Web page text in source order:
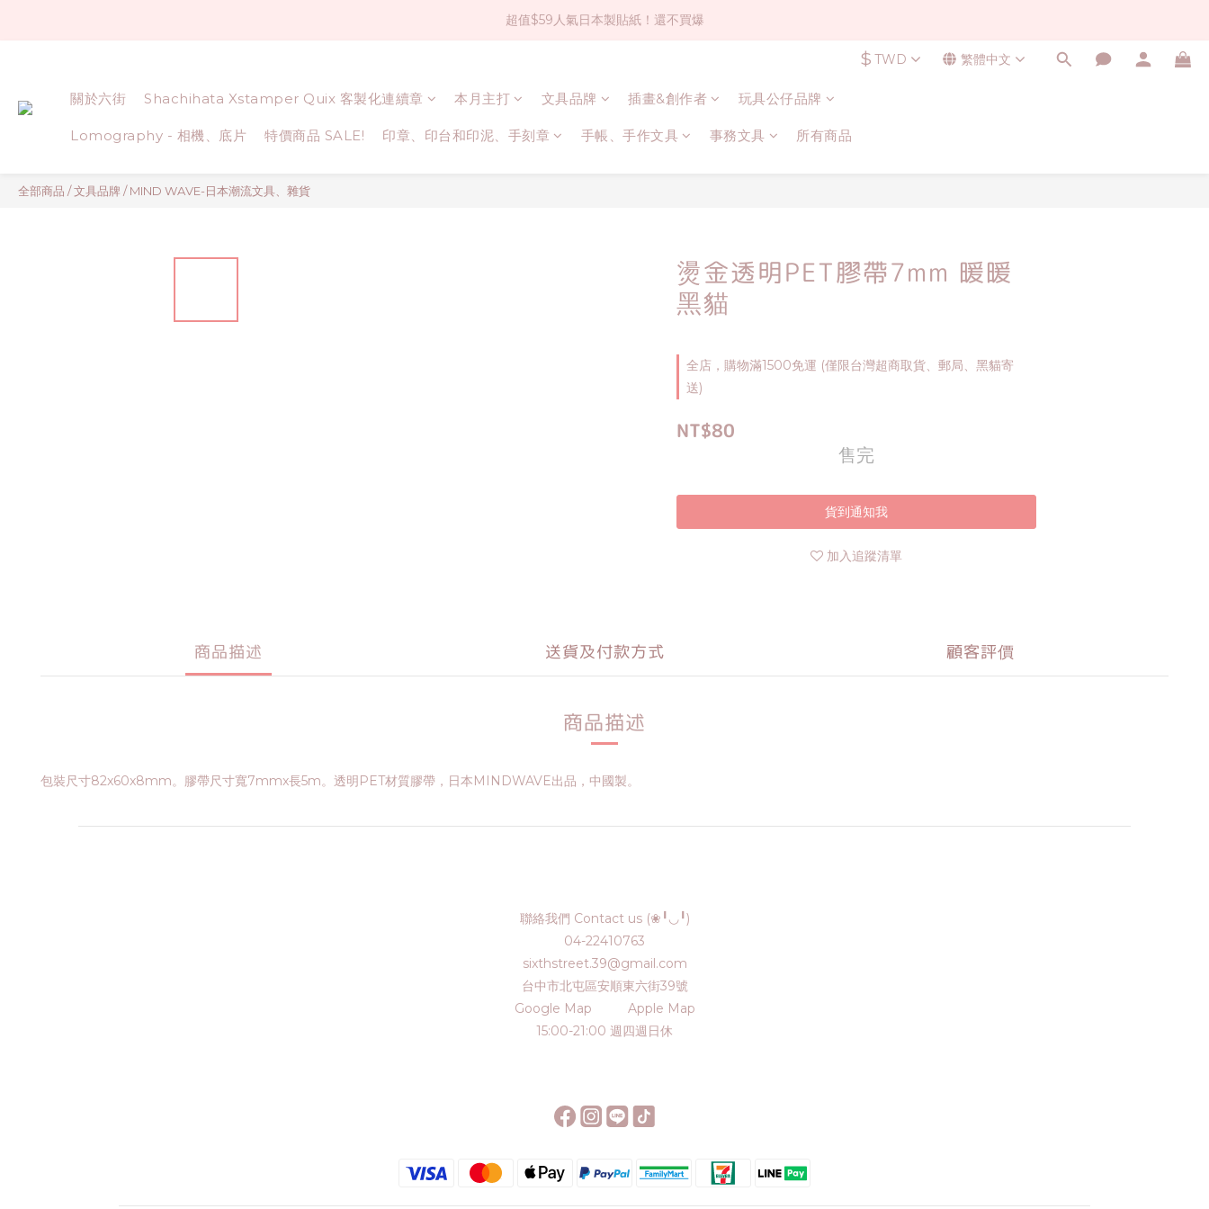
社群大人氣！各種有趣的打洞器
超值$59人氣日本製貼紙！還不買爆
社群大人氣！各種有趣的打洞器
$ TWD 繁體中文
關於六街 Shachihata Xstamper Quix 客製化連續章 本月主打 文具品牌 插畫&創作者 玩具公仔品牌
Lomography - 相機、底片 特價商品 SALE! 印章、印台和印泥、手刻章 手帳、手作文具 事務文具 所有商品
全部商品 /文具品牌 /MIND WAVE-日本潮流文具、雜貨
燙金透明PET膠帶7mm 暖暖
黑貓
全店，購物滿1500免運 (僅限台灣超商取貨、郵局、黑貓寄
送)
NT$80
售完
貨到通知我
加入追蹤清單
商品描述 送貨及付款方式 顧客評價
商品描述
包裝尺寸82x60x8mm。膠帶尺寸寬7mmx長5m。透明PET材質膠帶，日本MINDWAVE出品，中國製。
聯絡我們 Contact us (❀╹◡╹)
04-22410763
sixthstreet.39@gmail.com
台中市北屯區安順東六街39號
Google Map
Apple Map
15:00-21:00 週四週日休